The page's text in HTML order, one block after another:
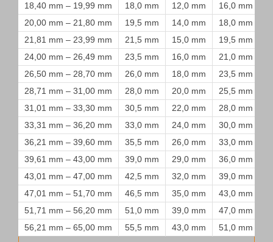
18,40 mm – 19,99 mm 18,0 mm 12,0 mm 16,0 mm
20,00 mm – 21,80 mm
19,5 mm 14,0 mm 18,0 mm
21,81 mm – 23,99 mm
21,5 mm 15,0 mm 19,5 mm
24,00 mm – 26,49 mm
23,5 mm 16,0 mm 21,0 mm
26,50 mm – 28,70 mm
26,0 mm 18,0 mm 23,5 mm
28,71 mm – 31,00 mm
28,0 mm 20,0 mm 25,5 mm
31,01 mm – 33,30 mm
30,5 mm 22,0 mm 28,0 mm
33,31 mm – 36,20 mm
33,0 mm 24,0 mm 30,0 mm
36,21 mm – 39,60 mm
35,5 mm 26,0 mm 33,0 mm
39,61 mm – 43,00 mm
39,0 mm 29,0 mm 36,0 mm
43,01 mm – 47,00 mm
42,5 mm 32,0 mm 39,0 mm
47,01 mm – 51,70 mm
46,5 mm 35,0 mm 43,0 mm
51,71 mm – 56,20 mm
51,0 mm 39,0 mm 47,0 mm
56,21 mm – 65,00 mm
55,5 mm 43,0 mm 51,0 mm